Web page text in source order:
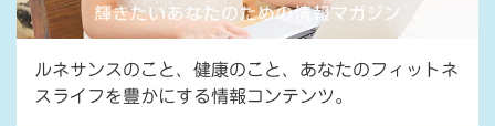
ルネサンスのこと、健康のこと、あなたのフィットネ
スライフを豊かにする情報コンテンツ。